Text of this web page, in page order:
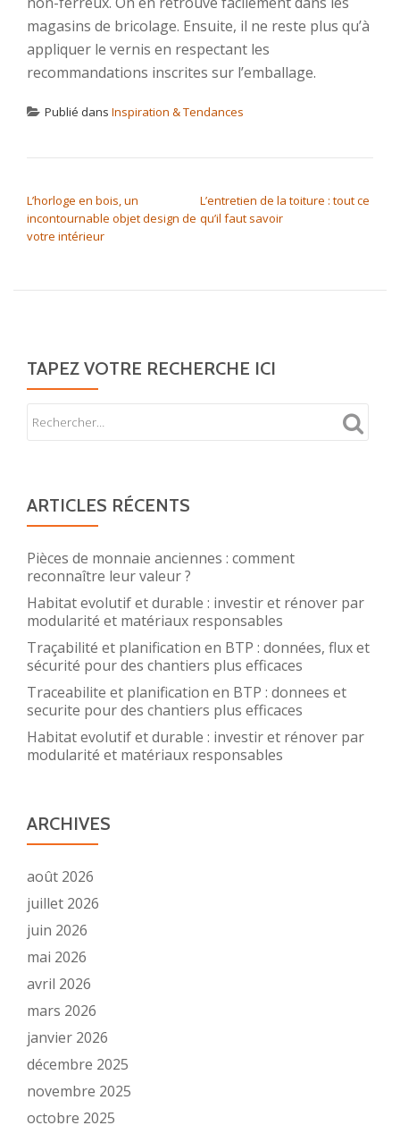
magasins de bricolage. Ensuite, il ne reste plus qu’à
appliquer le vernis en respectant les
recommandations inscrites sur l’emballage.
Publié dans Inspiration & Tendances
L’horloge en bois, un
incontournable objet design de
votre intérieur
L’entretien de la toiture : tout ce
qu’il faut savoir
TAPEZ VOTRE RECHERCHE ICI
ARTICLES RÉCENTS
Pièces de monnaie anciennes : comment
reconnaître leur valeur ?
Habitat evolutif et durable : investir et rénover par
modularité et matériaux responsables
Traçabilité et planification en BTP : données, flux et
sécurité pour des chantiers plus efficaces
Traceabilite et planification en BTP : donnees et
securite pour des chantiers plus efficaces
Habitat evolutif et durable : investir et rénover par
modularité et matériaux responsables
ARCHIVES
août 2026
juillet 2026
juin 2026
mai 2026
avril 2026
mars 2026
janvier 2026
décembre 2025
novembre 2025
octobre 2025